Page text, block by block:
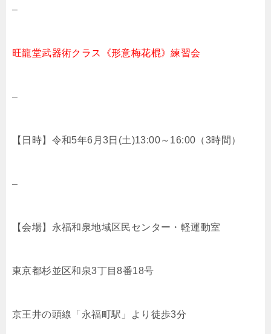
–
旺龍堂武器術クラス《形意梅花棍》練習会
–
【日時】令和5年6月3日(土)13:00～16:00（3時間）
–
【会場】永福和泉地域区民センター・軽運動室
東京都杉並区和泉3丁目8番18号
京王井の頭線「永福町駅」より徒歩3分